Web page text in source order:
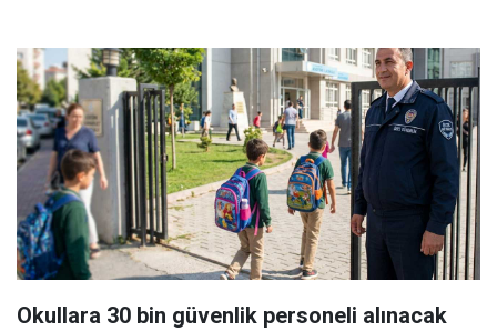
Okullara 30 bin güvenlik personeli alınacak